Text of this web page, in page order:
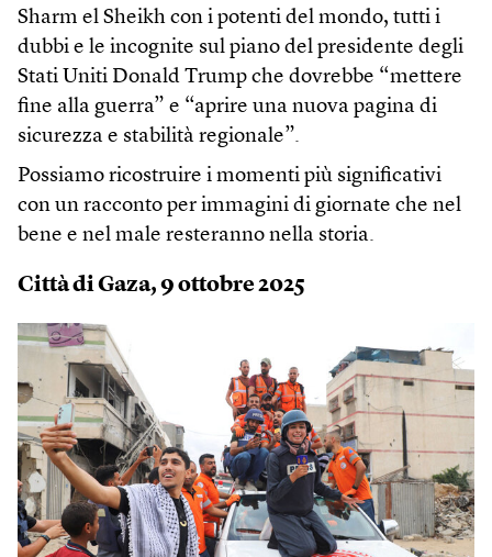
Sharm el Sheikh con i potenti del mondo, tutti i
dubbi e le incognite sul piano del presidente degli
Stati Uniti Donald Trump che dovrebbe “mettere
fine alla guerra” e “aprire una nuova pagina di
sicurezza e stabilità regionale”.
Possiamo ricostruire i momenti più significativi
con un racconto per immagini di giornate che nel
bene e nel male resteranno nella storia.
Città di Gaza, 9 ottobre 2025